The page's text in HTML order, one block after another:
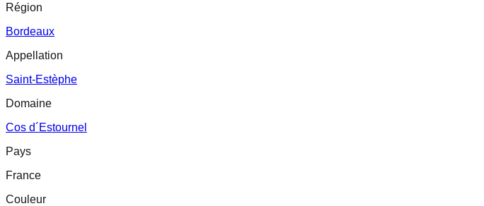
Région
Bordeaux
Appellation
Saint-Estèphe
Domaine
Cos d´Estournel
Pays
France
Couleur